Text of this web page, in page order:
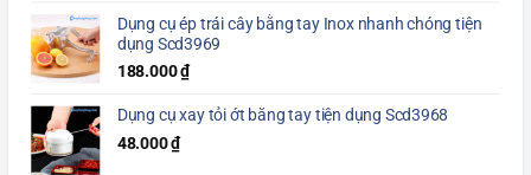
Dụng cụ ép trái cây bằng tay Inox nhanh chóng tiện
dụng Scd3969
188.000₫
Dụng cụ xay tỏi ớt bằng tay tiện dụng Scd3968
48.000₫